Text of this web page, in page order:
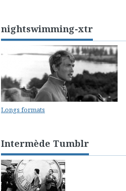
nightswimming-xtr
Longs formats
Intermède Tumblr